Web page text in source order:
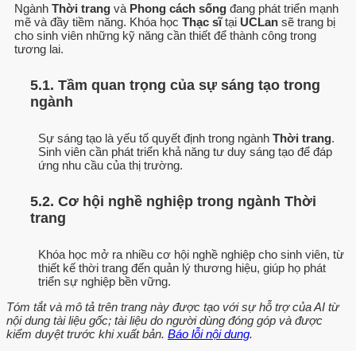
Ngành Thời trang và Phong cách sống đang phát triển mạnh
mẽ và đầy tiềm năng. Khóa học Thạc sĩtại UCLan sẽ trang bị
cho sinh viên những kỹ năng cần thiết để thành công trong
tương lai.
5.1. Tầm quan trọng của sự sáng tạo trong
ngành
Sự sáng tạo là yếu tố quyết định trong ngành Thời trang.
Sinh viên cần phát triển khả năng tư duy sáng tạo để đáp
ứng nhu cầu của thị trường.
5.2. Cơ hội nghề nghiệp trong ngành Thời
trang
Khóa học mở ra nhiều cơ hội nghề nghiệp cho sinh viên, từ
thiết kế thời trang đến quản lý thương hiệu, giúp họ phát
triển sự nghiệp bền vững.
Tóm tắt và mô tả trên trang này được tạo với sự hỗ trợ của AI từ
nội dung tài liệu gốc; tài liệu do người dùng đóng góp và được
kiểm duyệt trước khi xuất bản. Báo lỗi nội dung.